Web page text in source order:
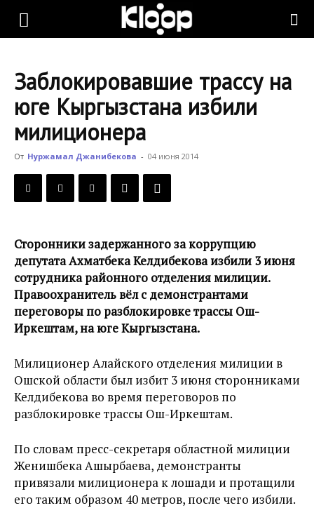
KLOOP.KG
Новости
Кыргызстана
Заблокировавшие трассу на
юге Кыргызстана избили
милиционера
От Нуржамал Джанибекова - 04 июня 2014
Сторонники задержанного за коррупцию
депутата Ахматбека Келдибекова избили 3 июня
сотрудника районного отделения милиции.
Правоохранитель вёл с демонстрантами
переговоры по разблокировке трассы Ош-
Иркештам, на юге Кыргызстана.
Милиционер Алайского отделения милиции в
Ошской области был избит 3 июня сторонниками
Келдибекова во время переговоров по
разблокировке трассы Ош-Иркештам.
По словам пресс-секретаря областной милиции
Женишбека Ашырбаева, демонстранты
привязали милиционера к лошади и протащили
его таким образом 40 метров, после чего избили.